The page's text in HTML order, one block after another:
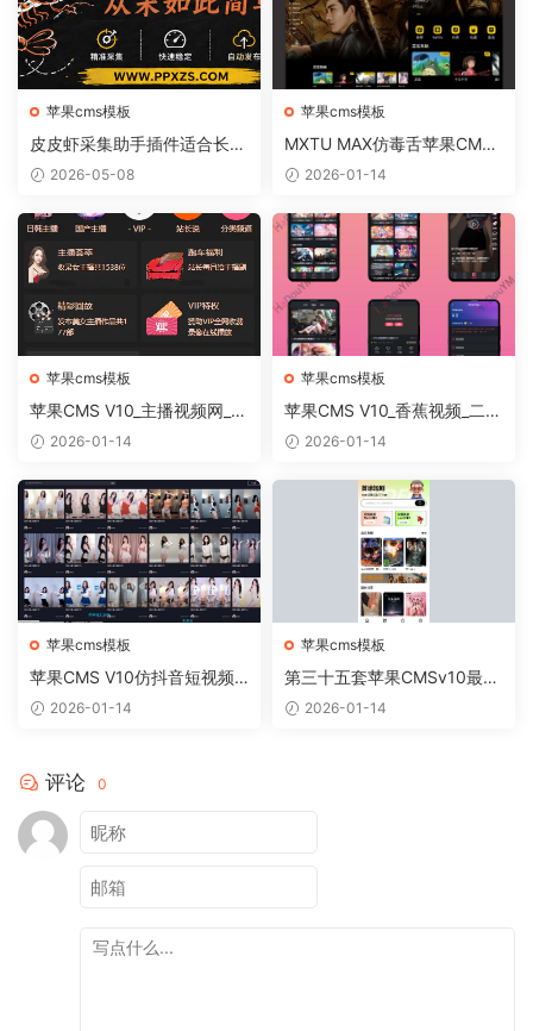
苹果cms模板
皮皮虾采集助手插件适合长期
运营网站吗
2026-05-08
苹果cms模板
MXTU MAX仿毒舌苹果CMS
影视自适应主题模板3.0修正
2026-01-14
苹果cms模板
苹果CMS V10_主播视频网_二
开苹果cms视频网站源码模板
2026-01-14
苹果cms模板
苹果CMS V10_香蕉视频_二开
苹果cms视频网站源码模板
2026-01-14
苹果cms模板
苹果CMS V10仿抖音短视频
官网模板源码
2026-01-14
苹果cms模板
第三十五套苹果CMSv10最新
热门短剧模板
2026-01-14
评论 0